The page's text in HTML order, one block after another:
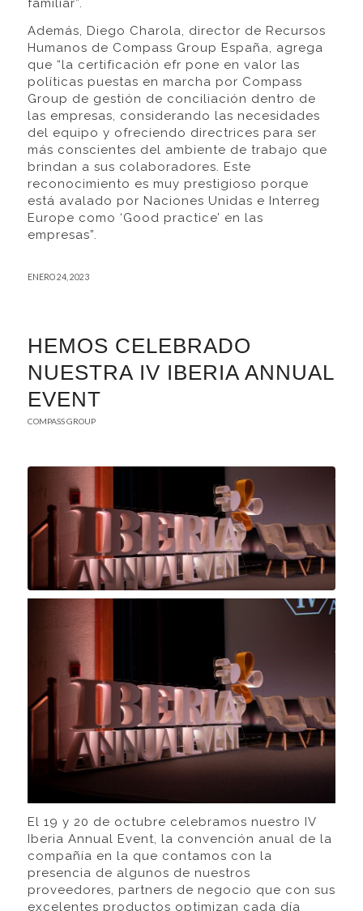
familiar”.
Además, Diego Charola, director de Recursos
Humanos de Compass Group España, agrega
que “la certificación efr pone en valor las
políticas puestas en marcha por Compass
Group de gestión de conciliación dentro de
las empresas, considerando las necesidades
del equipo y ofreciendo directrices para ser
más conscientes del ambiente de trabajo que
brindan a sus colaboradores. Este
reconocimiento es muy prestigioso porque
está avalado por Naciones Unidas e Interreg
Europe como ‘Good practice’ en las
empresas”.
ENERO 24, 2023
HEMOS CELEBRADO
NUESTRA IV IBERIA ANNUAL
EVENT
COMPASS GROUP
El 19 y 20 de octubre celebramos nuestro IV
Iberia Annual Event, la convención anual de la
compañía en la que contamos con la
presencia de algunos de nuestros
proveedores, partners de negocio que con sus
excelentes productos optimizan cada día